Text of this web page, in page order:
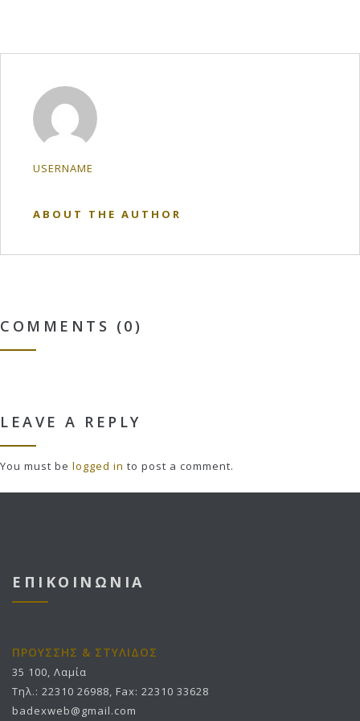
USERNAME
ABOUT THE AUTHOR
COMMENTS (0)
LEAVE A REPLY
You must be logged in to post a comment.
ΕΠΙΚΟΙΝΩΝΙΑ
ΠΡΟΥΣΣΗΣ & ΣΤΥΛΙΔΟΣ
35 100, Λαμία
Τηλ.: 22310 26988, Fax: 22310 33628
badexweb@gmail.com